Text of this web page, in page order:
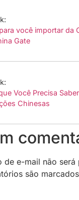
você importar da
Gate
Você Precisa
Chinesas
de e-mail não será
são